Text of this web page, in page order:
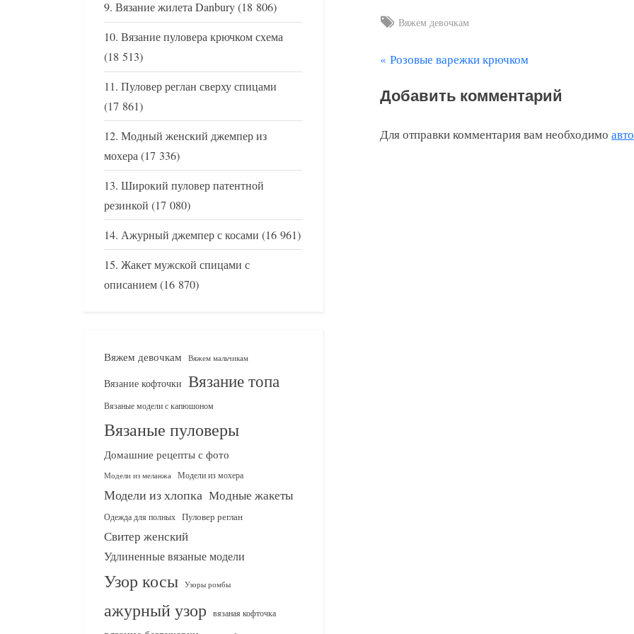
Tags:
Вяжем девочкам
Навигация
по
записям
П
е
ы
Розовые варежки крючком
Добавить комментарий
Для отправки комментария вам необходимо
Вязание жилета Danbury(18 806)
Вязание пуловера крючком схема
(18 513)
Пуловер реглан сверху спицами
(17 861)
Модный женский джемпер из
мохера(17 336)
Широкий пуловер патентной
резинкой (17 080)
Ажурный джемпер с косами (16 961)
Жакет мужской спицами с
описанием(16 870)
Вяжем девочкам Вяжем мальчикам
Вязание кофточки Вязание топа
Вязаные модели с капюшоном
Вязаные пуловеры
Домашние рецепты с фото
Модели из меланжа Модели из мохера
Модели из хлопка Модные жакеты
Одежда для полных Пуловер реглан
Свитер женский
Удлиненные вязаные модели
Узор косы Узоры ромбы
ажурный узор вязаная кофточка